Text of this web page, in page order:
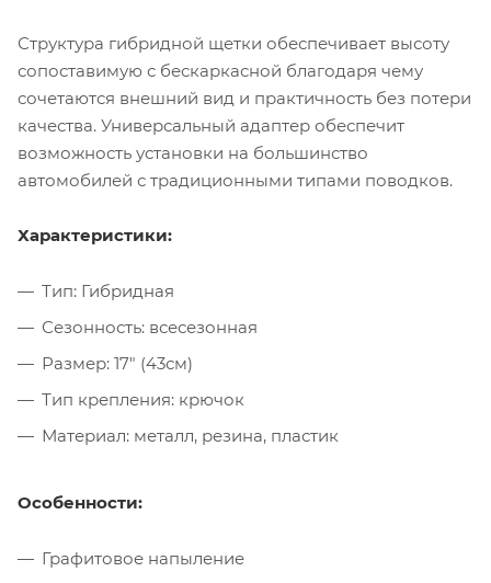
Структура гибридной щетки обеспечивает высоту
сопоставимую с бескаркасной благодаря чему
сочетаются внешний вид и практичность без потери
качества. Универсальный адаптер обеспечит
возможность установки на большинство
автомобилей с традиционными типами поводков.
Характеристики:
Тип: Гибридная
Сезонность: всесезонная
Размер: 17" (43см)
Тип крепления: крючок
Материал: металл, резина, пластик
Особенности:
Графитовое напыление